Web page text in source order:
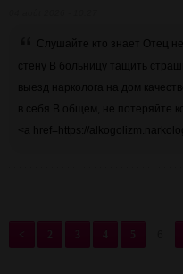
Слушайте кто знает Отец
стену В больницу тащить
выезд нарколога на дом
в себя В общем, не потеряйте
<a href=https://
< 2 4 5